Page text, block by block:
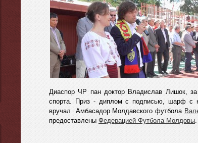
Диаспор ЧР пан доктор Владислав Лишок,
спорта. Приз - диплом с подписью, шарф с
вручал Амбасадор Молдавского футбола
предоставлены Федерацией Футбола Молдовы.